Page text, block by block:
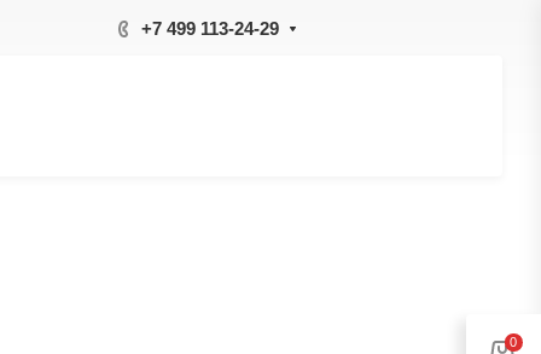
+7 499 113-24-29
0